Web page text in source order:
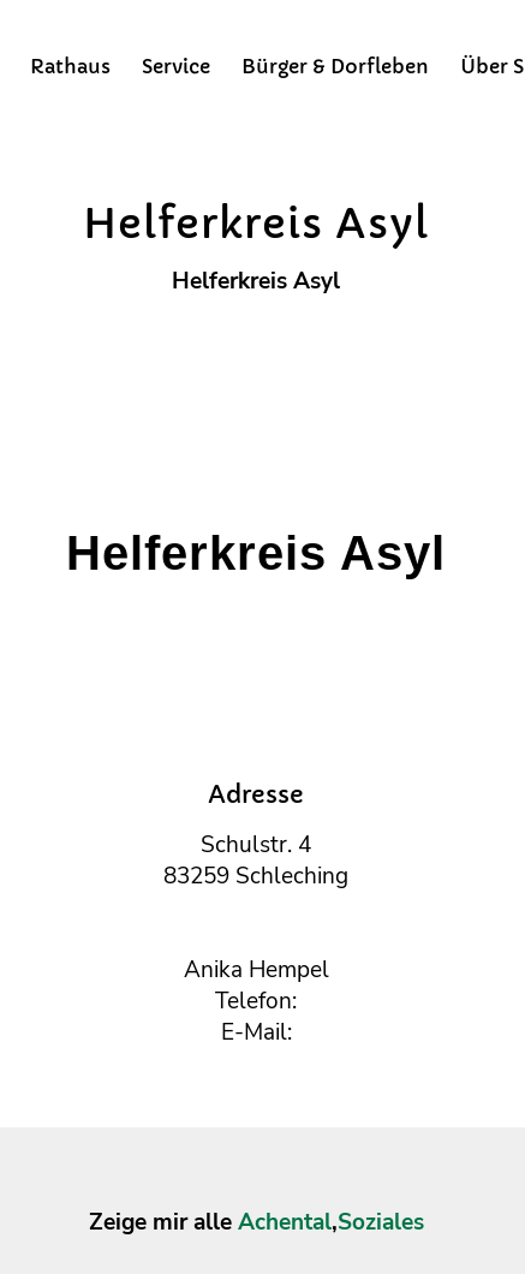
Rathaus Service Bürger & Dorfleben Über
Helferkreis Asyl
Helferkreis Asyl
Helferkreis Asyl
Adresse
Schulstr. 4
83259 Schleching
Anika Hempel
Telefon:
E-Mail:
Zeige mir alleAchental,Soziales